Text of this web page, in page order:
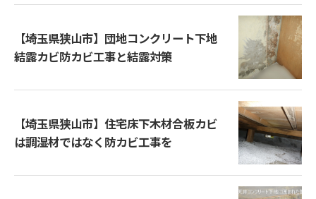
【埼玉県狭山市】団地コンクリート下地
結露カビ防カビ工事と結露対策
【埼玉県狭山市】住宅床下木材合板カビ
は調湿材ではなく防カビ工事を